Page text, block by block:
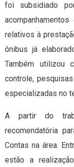
foi subsidiado
relativos à
ônibus já
Também utilizou
controle,
especializadas no
A partir do
recomendatória
Contas na área.
estão a